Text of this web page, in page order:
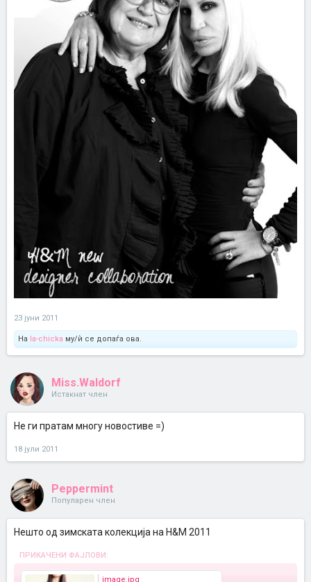
23 јуни 2011
На la-chicka му/ѝ се допаѓа ова.
Miss.Waldorf
Истакнат член
Не ги пратам многу новостиве =)
18 јули 2011
Peppermint
Популарен член
Нешто од зимската колекција на H&M 2011
ПРИКАЧЕНИ ФАЈЛОВИ:
image.jpg